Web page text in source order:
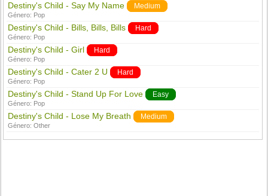
Destiny's Child - Say My Name Medium
Género: Pop
Destiny's Child - Bills, Bills, Bills Hard
Género: Pop
Destiny's Child - Girl Hard
Género: Pop
Destiny's Child - Cater 2 U Hard
Género: Pop
Destiny's Child - Stand Up For Love Easy
Género: Pop
Destiny's Child - Lose My Breath Medium
Género:Other